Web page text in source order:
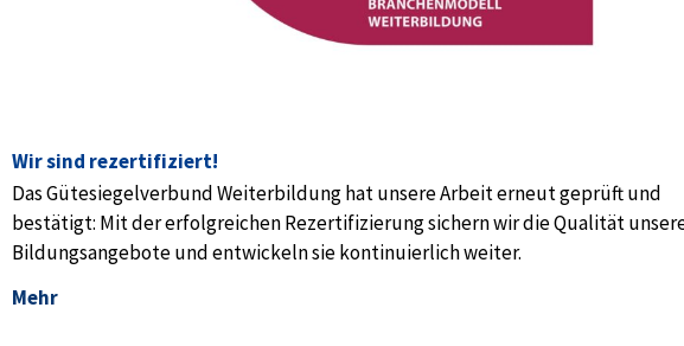
Wir sind rezertifiziert!
Das Gütesiegelverbund Weiterbildung hat unsere Arbeit erneut geprüft und
bestätigt: Mit der erfolgreichen Rezertifizierung sichern wir die Qualität
Bildungsangebote und entwickeln sie kontinuierlich weiter.
Mehr